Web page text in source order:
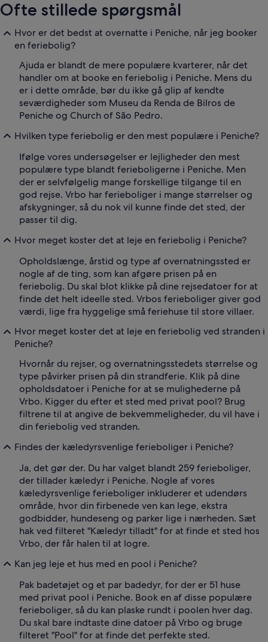
Ofte stillede spørgsmål
Hvor er det bedst at overnatte i Peniche, når jeg booker
en feriebolig?
Ajuda er blandt de mere populære kvarterer, når det
handler om at booke en feriebolig i Peniche. Mens du
er i dette område, bør du ikke gå glip af kendte
seværdigheder som Museu da Renda de Bilros de
Peniche og Church of São Pedro.
Hvilken type feriebolig er den mest populære i Peniche?
Ifølge vores undersøgelser er lejligheder den mest
populære type blandt ferieboligerne i Peniche. Men
der er selvfølgelig mange forskellige tilgange til en
god rejse. Vrbo har ferieboliger i mange størrelser og
afskygninger, så du nok vil kunne finde det sted, der
passer til dig.
Hvor meget koster det at leje en feriebolig i Peniche?
Opholdslænge, årstid og type af overnatningssted er
nogle af de ting, som kan afgøre prisen på en
feriebolig. Du skal blot klikke på dine rejsedatoer for at
finde det helt ideelle sted. Vrbos ferieboliger giver god
værdi, lige fra hyggelige små feriehuse til store villaer.
Hvor meget koster det at leje en feriebolig ved stranden i
Peniche?
Hvornår du rejser, og overnatningsstedets størrelse og
type påvirker prisen på din strandferie. Klik på dine
opholdsdatoer i Peniche for at se mulighederne på
Vrbo. Kigger du efter et sted med privat pool? Brug
filtrene til at angive de bekvemmeligheder, du vil have i
din feriebolig ved stranden.
Findes der kæledyrsvenlige ferieboliger i Peniche?
Ja, det gør der. Du har valget blandt 259 ferieboliger,
der tillader kæledyr i Peniche. Nogle af vores
kæledyrsvenlige ferieboliger inkluderer et udendørs
område, hvor din firbenede ven kan lege, ekstra
godbidder, hundeseng og parker lige i nærheden. Sæt
hak ved filteret "Kæledyr tilladt" for at finde et sted hos
Vrbo, der får halen til at logre.
Kan jeg leje et hus med en pool i Peniche?
Pak badetøjet og et par badedyr, for der er 51 huse
med privat pool i Peniche. Book en af disse populære
ferieboliger, så du kan plaske rundt i poolen hver dag.
Du skal bare indtaste dine datoer på Vrbo og bruge
filteret "Pool" for at finde det perfekte sted.